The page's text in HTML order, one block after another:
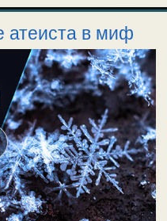
атеиста в миф